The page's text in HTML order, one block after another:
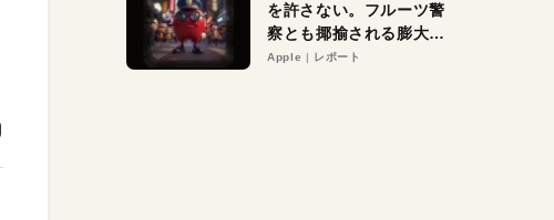
を許さない。フルーツ警
察とも揶揄される膨大な
異議申し立て。対象は非
Apple レポート